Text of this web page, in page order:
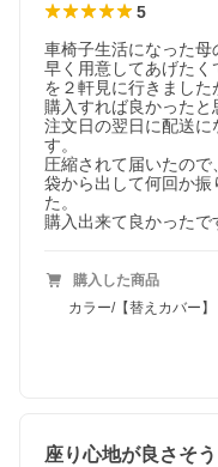
5
車椅子生活になった母
早く用意してあげた
を２軒見に行きまし
購入すれば良かったと
注文日の翌日に配送
す。
圧縮されて届いたので
袋から出して何回か振
た。
購入した商品
カラー/【替えカバー
座り心地が良さそう